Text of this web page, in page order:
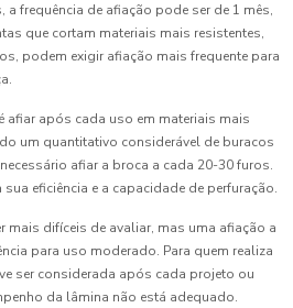
a frequência de afiação pode ser de 1 mês,
que cortam materiais mais resistentes,
podem exigir afiação mais frequente para
afiar após cada uso em materiais mais
um quantitativo considerável de buracos
afiar a broca a cada 20-30 furos.
eficiência e a capacidade de perfuração.
mais difíceis de avaliar, mas uma afiação a
para uso moderado. Para quem realiza
ser considerada após cada projeto ou
da lâmina não está adequado.